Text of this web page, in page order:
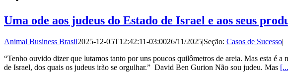
Uma ode aos judeus do Estado de Israel e aos seus
Animal Business Brasil2025-12-05T12:42:11-03:0026/11/2025|Seção: Casos de Sucesso|
“Tenho ouvido dizer que lutamos tanto por uns poucos quilômetros de areia. Mas esta é
de Israel, dos quais os judeus irão se orgulhar.” David Ben Gurion Não sou judeu. Mas